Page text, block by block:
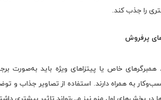
را جذب کند.
پرفروش
خاص یا پیتزاهای ویژه باید به‌صورت
به همراه دارند. استفاده از تصاویر جذاب